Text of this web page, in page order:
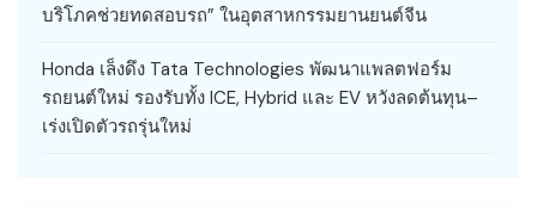
บริโภคช่วยทดสอบรถ” ในอุตสาหกรรมยานยนต์จีน
Honda เล็งดึง Tata Technologies พัฒนาแพลตฟอร์ม
รถยนต์ใหม่ รองรับทั้ง ICE, Hybrid และ EV หวังลดต้นทุน–
เร่งเปิดตัวรถรุ่นใหม่